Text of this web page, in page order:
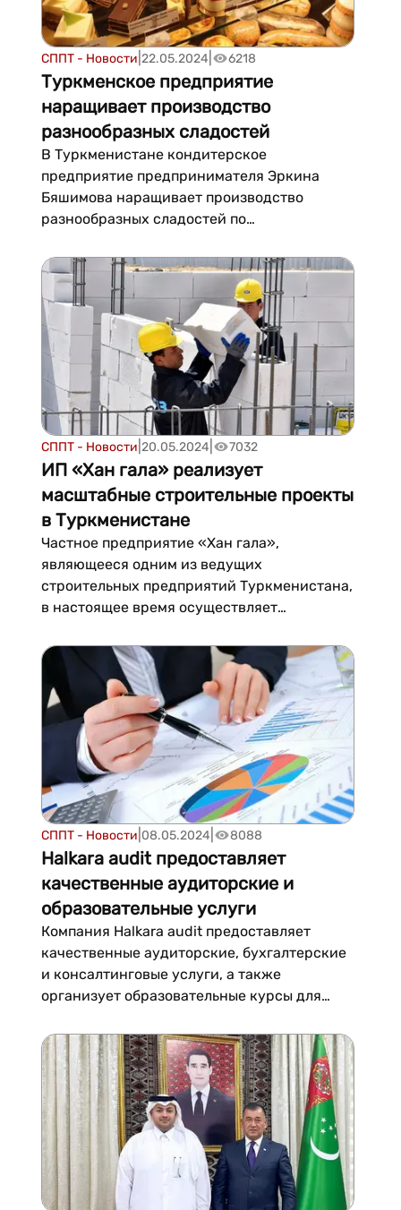
СППТ - Новости 22.05.2024 6218
Туркменское предприятие
наращивает производство
разнообразных сладостей
В Туркменистане кондитерское
предприятие предпринимателя Эркина
Бяшимова наращивает производство
разнообразных сладостей по
Завоевавшее прочные позиции на
туркменском рынке с 2021 года
предприятие специализируется на выпуске
более 20 видов кондитерских изделий под
популярными торговыми маркам...
СППТ - Новости 20.05.2024 7032
ИП «Хан гала» реализует
масштабные строительные проекты
в Туркменистане
Частное предприятие «Хан гала»,
являющееся одним из ведущих
строительных предприятий Туркменистана,
в настоящее время осуществляет
культурно-бытового назначения по всей
стране, выполняя строительно-монтажные
работы различного объема на основании
заказов с применением современных
архитектурных решений....
СППТ - Новости 08.05.2024 8088
Halkara audit предоставляет
качественные аудиторские и
образовательные услуги
Компания Halkara audit предоставляет
качественные аудиторские, бухгалтерские
и консалтинговые услуги, а также
организует образовательные курсы для
различных областях. Имея опыт
аудиторских проверок предприятий
различных отраслей, в том числе с
иностранным капиталом, компания
стремится повыс...